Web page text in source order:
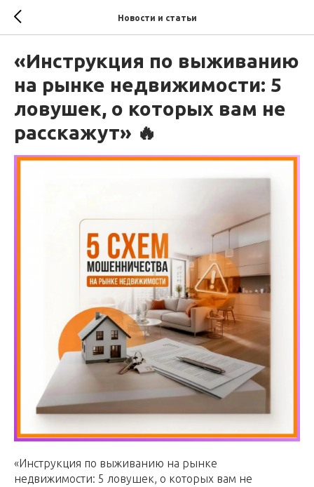
Новости и статьи
«Инструкция по выживанию
на рынке недвижимости: 5
ловушек, о которых вам не
расскажут» 🔥
«Инструкция по выживанию на рынке
недвижимости: 5 ловушек, о которых вам не